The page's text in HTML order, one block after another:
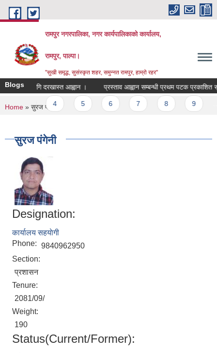
Skip to main content
रामपुर नगरपालिका, नगर कार्यपालिकाको कार्यालय,
रामपुर, पाल्पा।
"सुखी समृद्ध, सुसंस्कृत शहर, समुन्नत रामपुर, हाम्रो रहर"
Blogsलागि दरखास्त आह्वान । प्रस्ताव आह्वान सम्बन्धी प्रथम पटक प्रकाशित
4
You are here
Home » सुरज पंगेनी
सुरज पंगेनी
Designation:
कार्यालय सहयाेगी
Phone: 9840962950
Section:
प्रशासन
Tenure:
2081/09/
Weight:
190
Status(Current/Former):